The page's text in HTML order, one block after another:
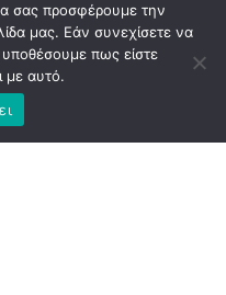
μίαώριμη, άμεσα
λύσηγια τις
συστήματα
εξήγησε, μπορούν να
για Ζεστό
σας προσφέρουμε την
μας. Εάν συνεχίσετε να
υποθέσουμε πως είστε
με αυτό.